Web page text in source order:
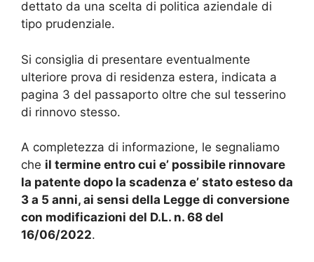
dettato da una scelta di politica aziendale di
tipo prudenziale.
Si consiglia di presentare eventualmente
ulteriore prova di residenza estera, indicata a
pagina 3 del passaporto oltre che sul tesserino
di rinnovo stesso.
A completezza di informazione, le segnaliamo
che il termine entro cui e’ possibile rinnovare
la patente dopo la scadenza e’ stato esteso da
3 a 5 anni, ai sensi della Legge di conversione
con modificazioni del D.L. n. 68 del
16/06/2022.